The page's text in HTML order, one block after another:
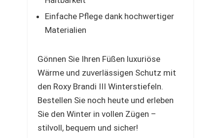
Einfache Pflege dank hochwertiger
Materialien
Gönnen Sie Ihren Füßen luxuriöse
Wärme und zuverlässigen Schutz mit
den Roxy Brandi III Winterstiefeln.
Bestellen Sie noch heute und erleben
Sie den Winter in vollen Zügen –
stilvoll, bequem und sicher!